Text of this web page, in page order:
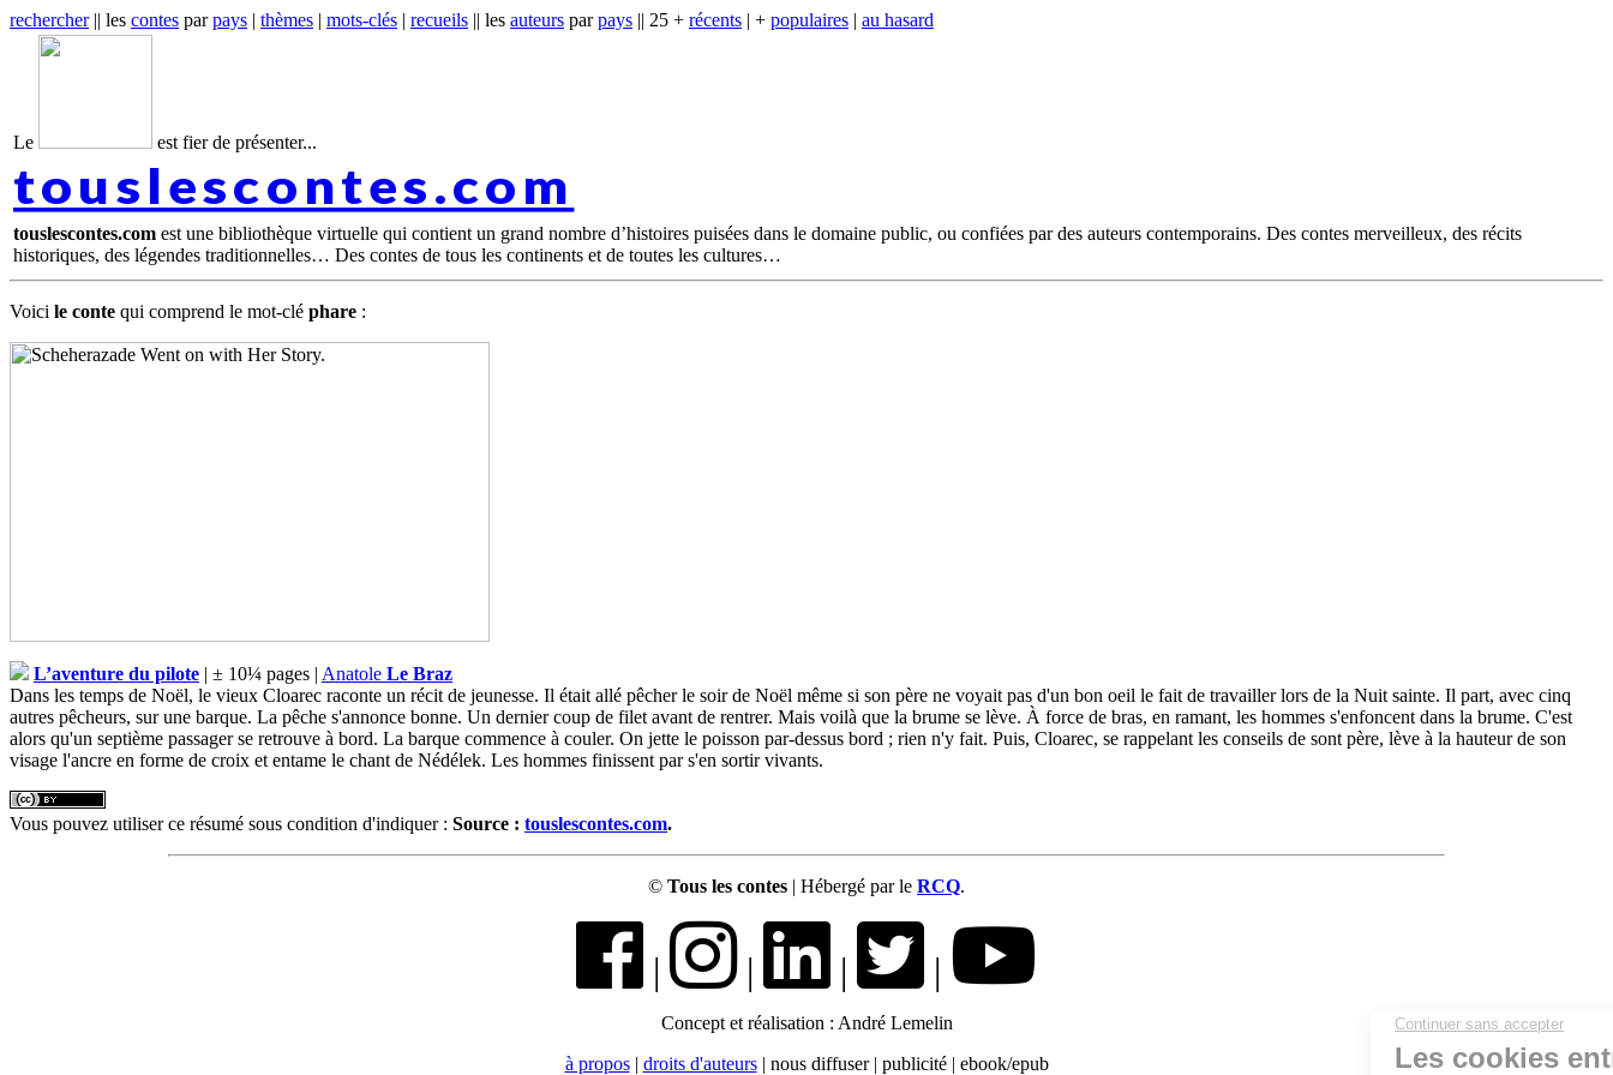
rechercher|| les contes parpays | thèmes | mots-clés | recueils || les auteurs parpays || 25 + récents | + populaires | au hasard
Le est fier de présenter...
touslescontes.com
touslescontes.com est une bibliothèque virtuelle qui contient un grand nombre d’histoires puisées dans le domaine public, ou confiées par des auteurs contemporains. Des contes merveilleux, des récits
historiques, des légendes traditionnelles… Des contes de tous les continents et de toutes les cultures
Voici le conte qui comprend le mot-clé phare :
L’aventure du pilote | ± 10¼ pages | Anatole Le Braz
Dans les temps de Noël, le vieux Cloarec raconte un récit de jeunesse. Il était allé pêcher le soir de Noël même si son père ne voyait pas d'un bon oeil le fait de travailler lors de la Nuit sainte. Il part, avec cinq
autres pêcheurs, sur une barque. La pêche s'annonce bonne. Un dernier coup de filet avant de rentrer. Mais voilà que la brume se lève. À force de bras, en ramant, les hommes s'enfoncent dans la brume. C'est
alors qu'un septième passager se retrouve à bord. La barque commence à couler. On jette le poisson par-dessus bord ; rien n'y fait. Puis, Cloarec, se rappelant les conseils de sont père, lève à la hauteur de son
visage l'ancre en forme de croix et entame le chant de Nédélek. Les hommes finissent par s'en sortir vivants.
Vous pouvez utiliser ce résumé sous condition d'indiquer : Source : touslescontes.com.
© Tous les contes | Hébergé par le RCQ.
| | | |
Concept et réalisation : André Lemelin
à propos| droits d'auteurs| nous diffuser | publicité | ebook/epub